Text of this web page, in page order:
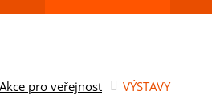
Akce pro veřejnost VÝSTAVY